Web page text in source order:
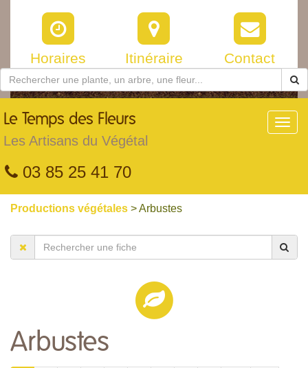
Horaires Itinéraire Contact
Le Temps des Fleurs
Les Artisans du Végétal
03 85 25 41 70
Productions végétales > Arbustes
Arbustes